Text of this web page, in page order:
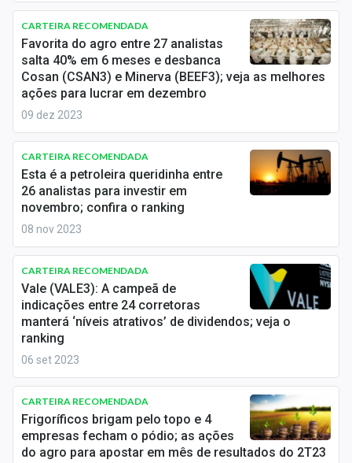
Carteiras Recomendadas
Central de Dividendos
Central de Fundos Imobiliários
Central dos IPOs
Renda Fixa
Finanças Pessoais
Mercados
Economia
Empresas
Brasil
Política
Colunas
Especiais
CARTEIRA RECOMENDADA
Favorita do agro entre 27 analistas
salta 40% em 6 meses e desbanca
Cosan (CSAN3) e Minerva (BEEF3); veja as melhores
ações para lucrar em dezembro
09 dez 2023
CARTEIRA RECOMENDADA
Esta é a petroleira queridinha entre
26 analistas para investir em
novembro; confira o ranking
08 nov 2023
CARTEIRA RECOMENDADA
Vale (VALE3): A campeã de
indicações entre 24 corretoras
manterá ‘níveis atrativos’ de dividendos; veja o
ranking
06 set 2023
CARTEIRA RECOMENDADA
Frigoríficos brigam pelo topo e 4
empresas fecham o pódio; as ações
do agro para apostar em mês de resultados do 2T23